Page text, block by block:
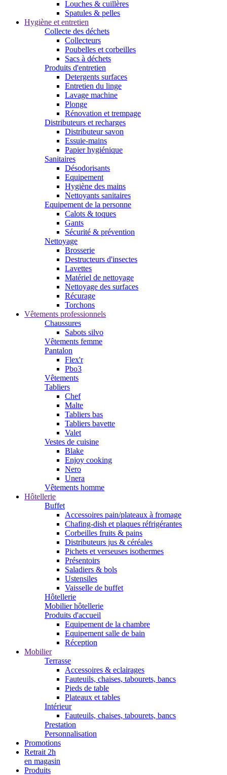
Louches & cuillères
Spatules & pelles
Hygiène et entretien
Collecte des déchets
Collecteurs
Poubelles et corbeilles
Sacs à déchets
Produits d'entretien
Detergents surfaces
Entretien du linge
Lavage machine
Plonge
Rénovation et trempage
Distributeurs et recharges
Distributeur savon
Essuie-mains
Papier hygiénique
Sanitaires
Désodorisants
Equipement
Hygiène des mains
Nettoyants sanitaires
Equipement de la personne
Calots & toques
Gants
Sécurité & prévention
Nettoyage
Brosserie
Destructeurs d'insectes
Lavettes
Matériel de nettoyage
Nettoyage des surfaces
Récurage
Torchons
Vêtements professionnels
Chaussures
Sabots silvo
Vêtements femme
Pantalon
Flex'r
Pbo3
Vêtements
Tabliers
Chef
Malte
Tabliers bas
Tabliers bavette
Valet
Vestes de cuisine
Blake
Enjoy cooking
Nero
Unera
Vêtements homme
Hôtellerie
Buffet
Accessoires pain/plateaux à fromage
Chafing-dish et plaques réfrigérantes
Corbeilles fruits & pains
Distributeurs jus & céréales
Pichets et verseuses isothermes
Présentoirs
Saladiers & bols
Ustensiles
Vaisselle de buffet
Hôtellerie
Mobilier hôtellerie
Produits d'accueil
Equipement de la chambre
Equipement salle de bain
Réception
Mobilier
Terrasse
Accessoires & eclairages
Fauteuils, chaises, tabourets, bancs
Pieds de table
Plateaux et tables
Intérieur
Fauteuils, chaises, tabourets, bancs
Prestation
Personnalisation
Promotions
Retrait 2h
en magasin
Produits